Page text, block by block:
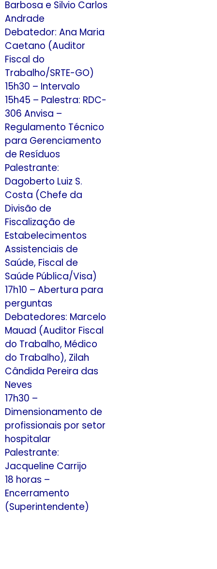
Barbosa e Silvio Carlos
Andrade
Debatedor: Ana Maria
Caetano (Auditor
Fiscal do
Trabalho/SRTE-GO)
15h30 – Intervalo
15h45 – Palestra: RDC-
306 Anvisa –
Regulamento Técnico
para Gerenciamento
de Resíduos
Palestrante:
Dagoberto Luiz S.
Costa (Chefe da
Divisão de
Fiscalização de
Estabelecimentos
Assistenciais de
Saúde, Fiscal de
Saúde Pública/Visa)
17h10 – Abertura para
perguntas
Debatedores: Marcelo
Mauad (Auditor Fiscal
do Trabalho, Médico
do Trabalho), Zilah
Cândida Pereira das
Neves
17h30 –
Dimensionamento de
profissionais por setor
hospitalar
Palestrante:
Jacqueline Carrijo
18 horas –
Encerramento
(Superintendente)